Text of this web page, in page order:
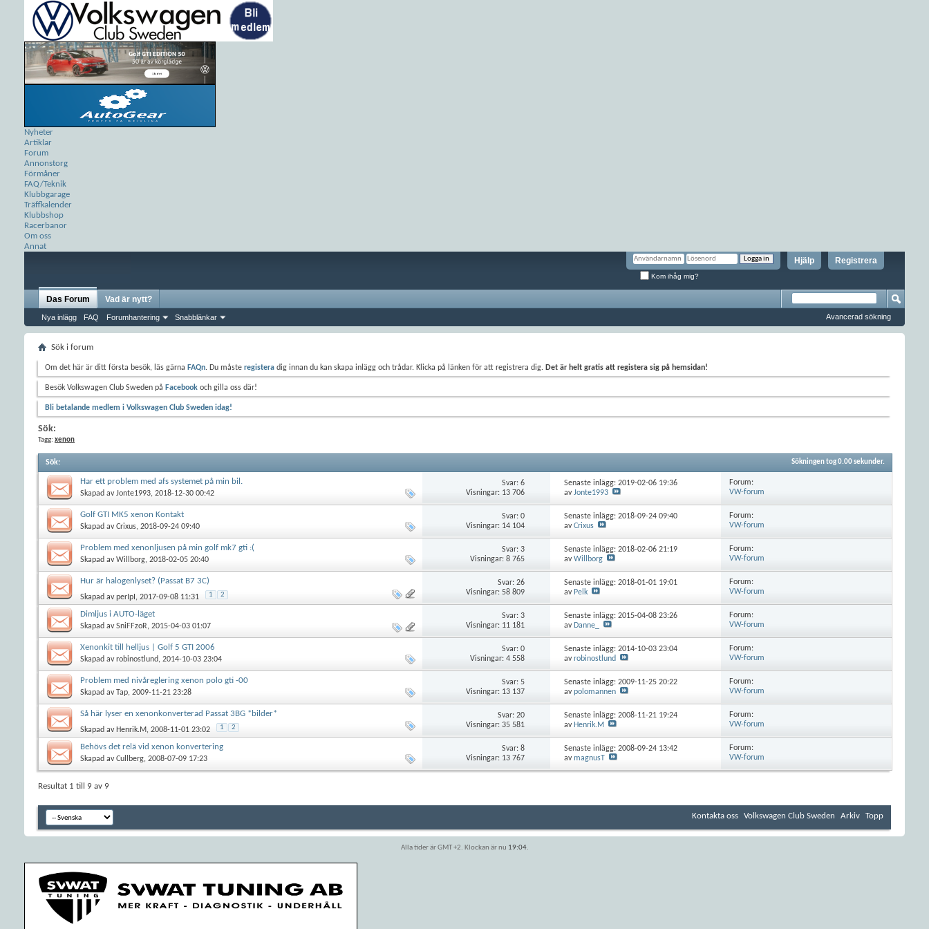
Nyheter
Artiklar
Forum
Annonstorg
Förmåner
FAQ/Teknik
Klubbgarage
Träffkalender
Klubbshop
Racerbanor
Om oss
Annat
Registrera
Hjälp
Kom ihåg mig?
Das Forum
Nya inlägg FAQ Forumhantering Snabblänkar
Vad är nytt?
Avancerad sökning
Sök i forum
Om det här är ditt första besök, läs gärna FAQn. Du måste registera dig innan du kan skapa inlägg och trådar. Klicka på länken för att registrera dig. Det är helt gratis att registera sig på hemsidan!
Besök Volkswagen Club Sweden på Facebook och gilla oss där!
Bli betalande medlem i Volkswagen Club Sweden idag!
Sök:
Tagg: xenon
Sök: Sökningen tog0.00sekunder.
Har ett problem med afs systemet på min bil.
Skapad avJonte1993, 2018-12-30 00:42
Svar:6
Visningar: 13 706
Senaste inlägg: 2019-02-06 19:36
avJonte1993
Forum:
VW-forum
Golf GTI MK5 xenon Kontakt
Skapad avCrixus, 2018-09-24 09:40
Svar:0
Visningar: 14 104
Senaste inlägg: 2018-09-2409:40
avCrixus
Forum:
VW-forum
Problem med xenonljusen på min golf mk7 gti :(
Skapad avWillborg, 2018-02-05 20:40
Svar:3
Visningar: 8 765
Senaste inlägg: 2018-02-0621:19
avWillborg
Forum:
VW-forum
Hur är halogenlyset? (Passat B7 3C)
Skapad avperIpI , 2017-09-08 11:31 1 2
Svar:26
Visningar: 58 809
Senaste inlägg: 2018-01-01 19:01
avPelk
Forum:
VW-forum
Dimljus i AUTO-läget
Skapad avSniFFzoR, 2015-04-03 01:07
Svar:3
Visningar: 11 181
Senaste inlägg: 2015-04-0823:26
avDanne_
Forum:
VW-forum
Xenonkit till helljus | Golf 5 GTI 2006
Skapad avrobinostlund, 2014-10-03 23:04
Svar:0
Visningar: 4 558
Senaste inlägg: 2014-10-0323:04
avrobinostlund
Forum:
VW-forum
Problem med nivåreglering xenon polo gti -00
Skapad avTap, 2009-11-21 23:28
Svar:5
Visningar: 13 137
Senaste inlägg: 2009-11-2520:22
avpolomannen
Forum:
VW-forum
Så här lyser en xenonkonverterad Passat 3BG *bilder*
Skapad av Henrik.M, 2008-11-01 23:02 1 2
Svar:20
Visningar: 35 581
Senaste inlägg: 2008-11-21 19:24
avHenrik.M
Forum:
VW-forum
Behövs det relä vid xenon konvertering
Skapad avCullberg, 2008-07-09 17:23
Svar:8
Visningar: 13 767
Senaste inlägg: 2008-09-24 13:42
avmagnusT
Forum:
VW-forum
Resultat 1 till 9 av 9
Kontakta oss Volkswagen Club Sweden Arkiv Topp
Alla tider är GMT +2. Klockan är nu 19:04.